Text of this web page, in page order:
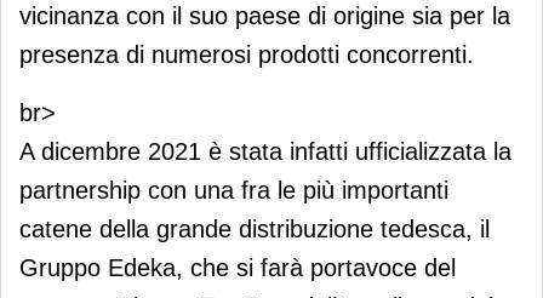
vicinanza con il suo paese di origine sia per la
presenza di numerosi prodotti concorrenti.
br>
A dicembre 2021 è stata infatti ufficializzata la
partnership con una fra le più importanti
catene della grande distribuzione tedesca, il
Gruppo Edeka, che si farà portavoce del